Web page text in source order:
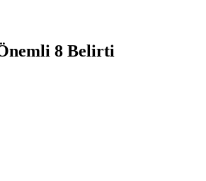
8 Belirti